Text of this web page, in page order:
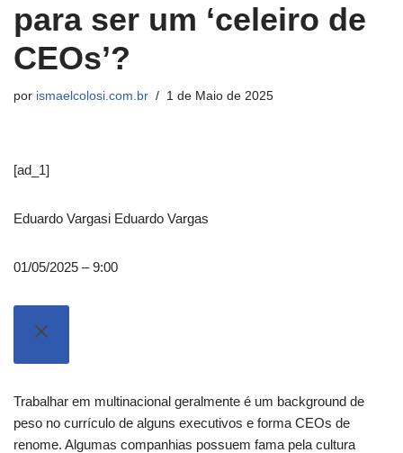
para ser um ‘celeiro de
CEOs’?
por ismaelcolosi.com.br 1 de Maio de 2025
[ad_1]
Eduardo Vargasi Eduardo Vargas
01/05/2025 – 9:00
Trabalhar em multinacional geralmente é um background de
peso no currículo de alguns executivos e forma CEOs de
renome. Algumas companhias possuem fama pela cultura